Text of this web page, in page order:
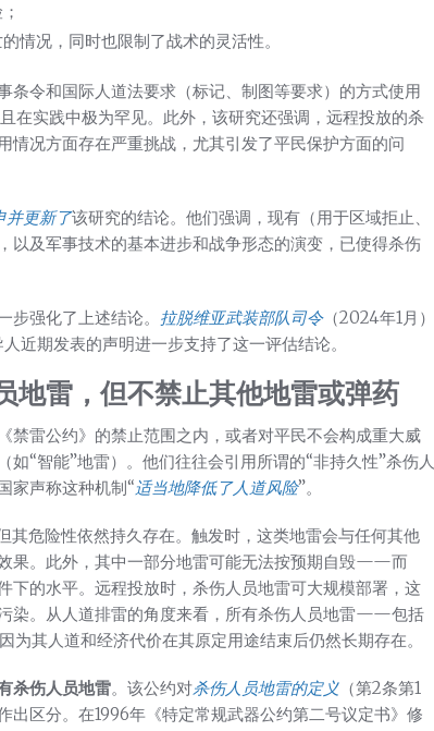
情况，同时也限制了战术的灵活性。
条令和国际人道法要求（标记、制图等要求）的方式使用
实践中极为罕见。此外，该研究还强调，远程投放的杀
情况方面存在严重挑战，尤其引发了平民保护方面的问
并更新了该研究的结论。他们强调，现有（用于区域拒止、
以及军事技术的基本进步和战争形态的演变，已使得杀伤
强化了上述结论。 拉脱维亚武装部队司令（2024年1月）
近期发表的声明进一步支持了这一评估结论。
地雷，但不禁止其他地雷或弹药
禁雷公约》的禁止范围之内，或者对平民不会构成重大威
“智能”地雷）。他们往往会引用所谓的“非持久性”杀伤人
家声称这种机制“适当地降低了人道风险”。
其危险性依然持久存在。触发时，这类地雷会与任何其他
果。此外，其中一部分地雷可能无法按预期自毁——而
下的水平。远程投放时，杀伤人员地雷可大规模部署，这
染。从人道排雷的角度来看，所有杀伤人员地雷——包括
其人道和经济代价在其原定用途结束后仍然长期存在。
杀伤人员地雷。该公约对杀伤人员地雷的定义 （第2条第1
区分。在1996年《特定常规武器公约第二号议定书》修